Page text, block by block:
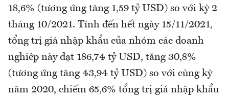
18,6% (tương ứng tăng 1,59 tỷ USD) so với kỳ 2
tháng 10/2021. Tính đến hết ngày 15/11/2021,
tổng trị giá nhập khẩu của nhóm các doanh
nghiệp này đạt 186,74 tỷ USD, tăng 30,8%
(tương ứng tăng 43,94 tỷ USD) so với cùng kỳ
năm 2020, chiếm 65,6% tổng trị giá nhập khẩu